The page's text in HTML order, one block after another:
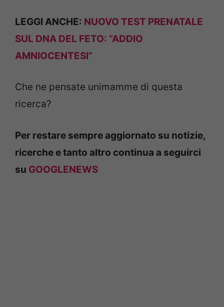
LEGGI ANCHE: NUOVO TEST PRENATALE
SUL DNA DEL FETO: “ADDIO
AMNIOCENTESI”
Che ne pensate unimamme di questa
ricerca?
Per restare sempre aggiornato su notizie,
ricerche e tanto altro continua a seguirci
su GOOGLENEWS